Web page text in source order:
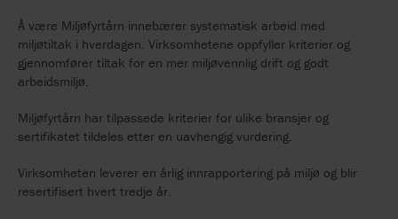
Å være Miljøfyrtårn innebærer systematisk arbeid med
miljøtiltak i hverdagen. Virksomhetene oppfyller kriterier og
gjennomfører tiltak for en mer miljøvennlig drift og godt
arbeidsmiljø.
Miljøfyrtårn har tilpassede kriterier for ulike bransjer og
sertifikatet tildeles etter en uavhengig vurdering.
Virksomheten leverer en årlig innrapportering på miljø og blir
resertifisert hvert tredje år.